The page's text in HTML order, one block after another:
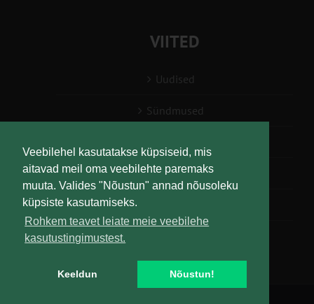
Veebilehel kasutatakse küpsiseid, mis
aitavad meil oma veebilehte paremaks
muuta. Valides "Nõustun" annad nõusoleku
küpsiste kasutamiseks.
Rohkem teavet leiate meie veebilehe
kasutustingimustest.
Keeldun Nõustun!
VIITED
Uudised
Sündmused
Teabesalv
Liitu uudiskirjaga